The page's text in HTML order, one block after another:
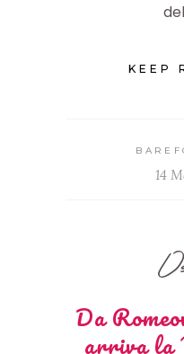
KEEP
14
Da
arriva la